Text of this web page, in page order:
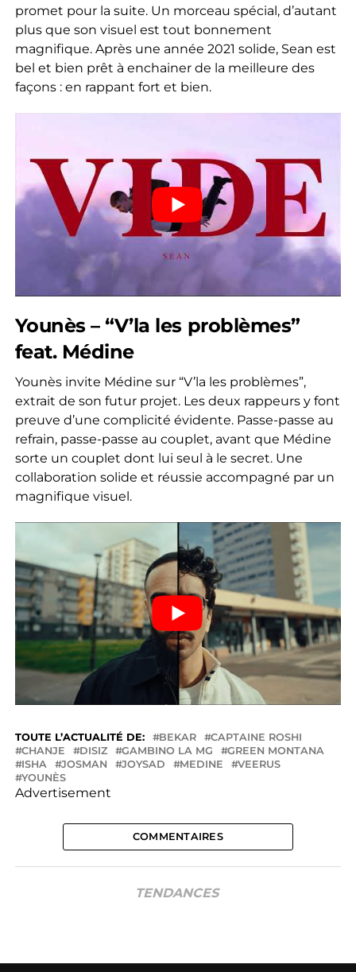
promet pour la suite. Un morceau spécial, d’autant
plus que son visuel est tout bonnement
magnifique. Après une année 2021 solide, Sean est
bel et bien prêt à enchainer de la meilleure des
façons : en rappant fort et bien.
Younès – “V’la les problèmes”
feat. Médine
Younès invite Médine sur “V’la les problèmes”,
extrait de son futur projet. Les deux rappeurs y font
preuve d’une complicité évidente. Passe-passe au
refrain, passe-passe au couplet, avant que Médine
sorte un couplet dont lui seul à le secret. Une
collaboration solide et réussie accompagné par un
magnifique visuel.
TOUTE L’ACTUALITÉ DE: BEKAR
CAPTAINE ROSHI
CHANJE
DISIZ GAMBINO LA MG
GREEN MONTANA
ISHA
JOSMAN JOYSAD MEDINE
VEERUS
YOUNÈS
Advertisement
COMMENTAIRES
TENDANCES